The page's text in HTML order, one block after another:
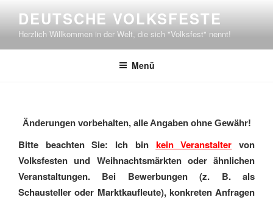
springen
DEUTSCHE VOLKSFESTE
Herzlich Willkommen in der Welt, die sich "Volksfest" nennt!
Menü
Änderungen vorbehalten, alle Angaben ohne Gewähr!
Bitte beachten Sie: Ich bin kein Veranstalter von
Volksfesten und Weihnachtsmärkten oder ähnlichen
Veranstaltungen. Bei Bewerbungen (z. B. als
Schausteller oder Marktkaufleute), konkreten Anfragen